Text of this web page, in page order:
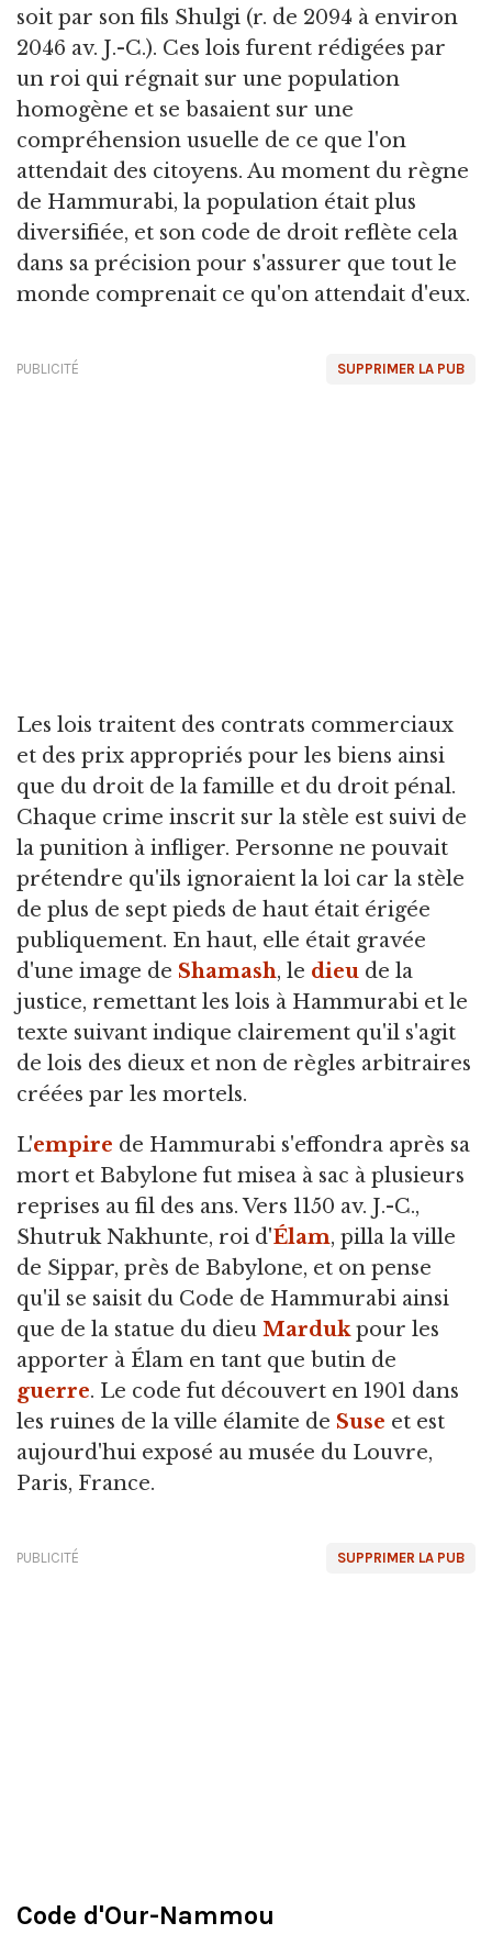
soit par son fils Shulgi (r. de 2094 à environ
2046 av. J.-C.). Ces lois furent rédigées par
un roi qui régnait sur une population
homogène et se basaient sur une
compréhension usuelle de ce que l'on
attendait des citoyens. Au moment du règne
de Hammurabi, la population était plus
diversifiée, et son code de droit reflète cela
dans sa précision pour s'assurer que tout le
monde comprenait ce qu'on attendait d'eux.
SUPPRIMER LA PUB
PUBLICITÉ
Les lois traitent des contrats commerciaux
et des prix appropriés pour les biens ainsi
que du droit de la famille et du droit pénal.
Chaque crime inscrit sur la stèle est suivi de
la punition à infliger. Personne ne pouvait
prétendre qu'ils ignoraient la loi car la stèle
de plus de sept pieds de haut était érigée
publiquement. En haut, elle était gravée
d'une image de Shamash, le dieu de la
justice, remettant les lois à Hammurabi et le
texte suivant indique clairement qu'il s'agit
de lois des dieux et non de règles arbitraires
créées par les mortels.
L'empire de Hammurabi s'effondra après sa
mort et Babylone fut misea à sac à plusieurs
reprises au fil des ans. Vers 1150 av. J.-C.,
Shutruk Nakhunte, roi d'Élam, pilla la ville
de Sippar, près de Babylone, et on pense
qu'il se saisit du Code de Hammurabi ainsi
que de la statue du dieu Mardukpour les
apporter à Élam en tant que butin de
guerre. Le code fut découvert en 1901 dans
les ruines de la ville élamite de Suse et est
aujourd'hui exposé au musée du Louvre,
Paris, France.
SUPPRIMER LA PUB
PUBLICITÉ
Code d'Our-Nammou